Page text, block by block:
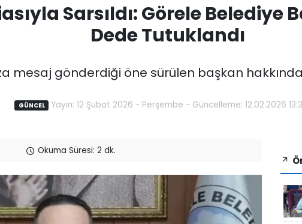
Sarsıldı: Görele Belediye
Dede Tutuklandı
mesaj gönderdiği öne sürülen başkan
GÜNCEL Yayın: 12 Şubat 2026 - Perşembe - Güncelleme: 12.02.2026
Okuma Süresi: 2 dk.